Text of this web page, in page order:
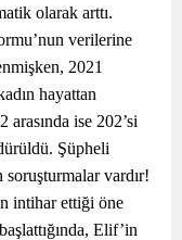
olarak arttı.
verilerine
2021
hayattan
ise 202’si
Şüpheli
vardır!
intihar ettiği öne
Elif’in